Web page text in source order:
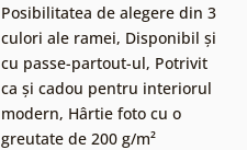
Posibilitatea de alegere din 3
culori ale ramei, Disponibil și
cu passe-partout-ul, Potrivit
ca și cadou pentru interiorul
modern, Hârtie foto cu o
greutate de 200 g/m²